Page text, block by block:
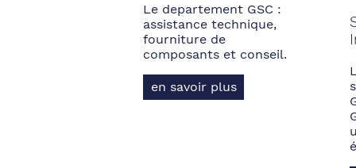
Le departement GSC :
assistance technique,
fourniture de
composants et conseil.
en savoir plus